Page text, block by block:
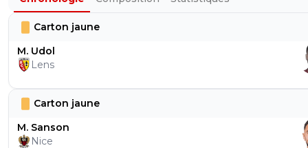
Carton jaune
M. Udol
Lens
Carton jaune
M. Sanson
Nice